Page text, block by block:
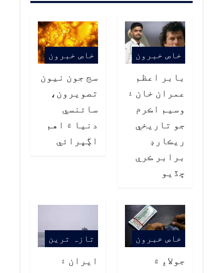
خاص خبرون
بابر اعظم
عمران خان ۽
وسيم اڪرم
جو تاريخي
ريڪارڊ
برابر ڪري
ڇڏيو
خاص خبرون
سج جون نيون
تصويرون،
سائنسي
دنيا ۾ اهم
اڳڀرائي
خاص خبرون
جولاءِ ۾
تازہ ترین
ايران ۽